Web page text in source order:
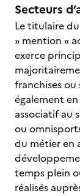
Secteurs
Le titulaire
» mention «
exerce
franchises
également
associatif au
ou
du métier en
temps plein
réalisés